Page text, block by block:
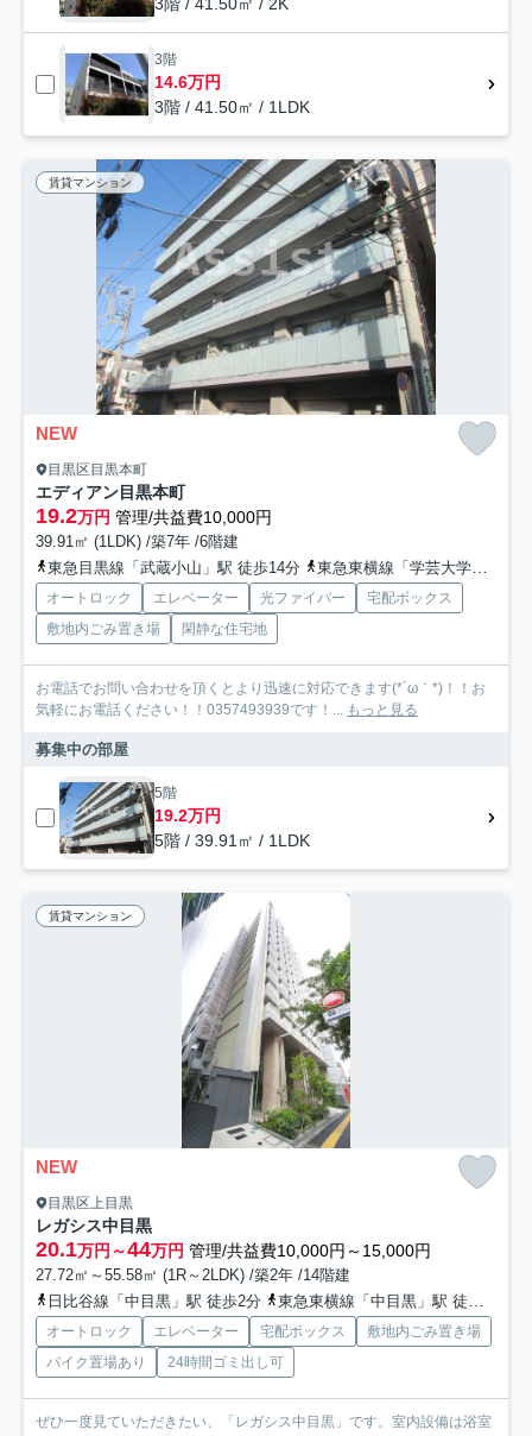
3階
14.6万円
3階 / 41.50㎡ / 1LDK
賃貸マンション
NEW
目黒区目黒本町
エディアン目黒本町
19.2万円 管理/共益費10,000円
39.91㎡ (1LDK) /築7年 /6階建
東急目黒線「武蔵小山」駅 徒歩14分
東急東横線「学芸大学」駅 徒歩13分
オートロック エレベーター 光ファイバー
宅配ボックス
敷地内ごみ置き場
閑静な住宅地
お電話でお問い合わせを頂くとより迅速に対応できます(*´ω｀*)！！お
気軽にお電話ください！！0357493939です！... もっと見る
募集中の部屋
5階
19.2万円
5階 / 39.91㎡ / 1LDK
賃貸マンション
NEW
目黒区上目黒
レガシス中目黒
20.1万円～44万円 管理/共益費10,000円～15,000円
27.72㎡～55.58㎡ (1R～2LDK) /築2年 /14階建
日比谷線「中目黒」駅 徒歩2分
東急東横線「中目黒」駅 徒歩2分
オートロック エレベーター 宅配ボックス
敷地内ごみ置き場
バイク置場あり
24時間ゴミ出し可
ぜひ一度見ていただきたい、「レガシス中目黒」です。室内設備は浴室